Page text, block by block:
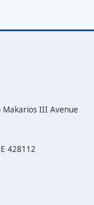
Makarios III Avenue
428112